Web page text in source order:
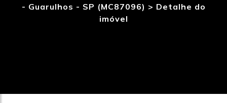
- Guarulhos - SP (MC87096) > Detalhe do
imóvel